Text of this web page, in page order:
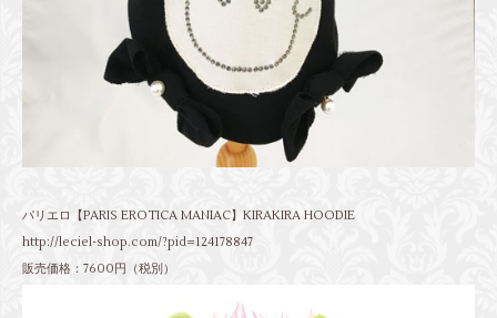
パリエロ【PARIS EROTICA MANIAC】KIRAKIRA HOODIE
http://leciel-shop.com/?pid=124178847
販売価格：7600円（税別）